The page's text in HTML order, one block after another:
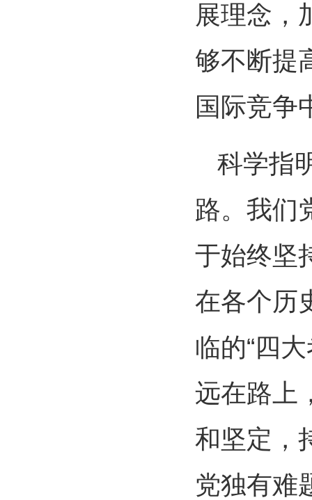
展理念，
够不断提
国际竞争
科学指
路。我们
于始终坚
在各个历
临的“四
远在路上
和坚定，
党独有难